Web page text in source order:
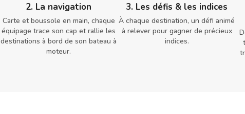
2. La navigation
Carte et boussole en main, chaque
équipage trace son cap et rallie les
destinations à bord de son bateau à
moteur.
3. Les défis & les indices
À chaque destination, un défi animé
à relever pour gagner de précieux
indices.